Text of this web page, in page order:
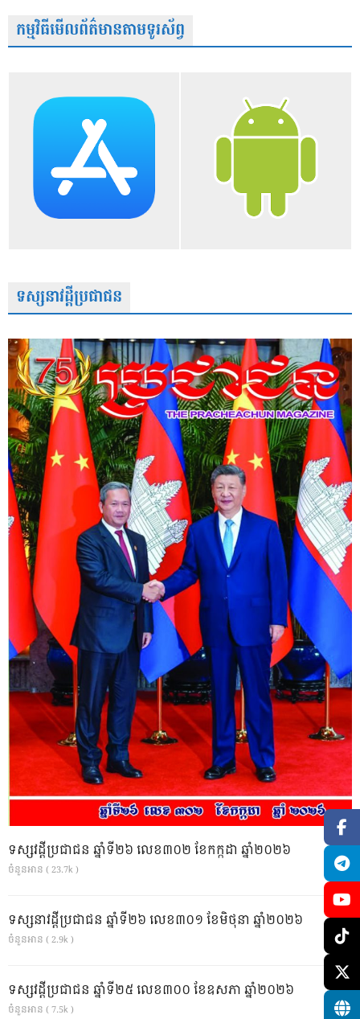
កម្មវិធីមើលព័ត៌មានតាមទូរស័ព្វ
ទស្សនាវដ្តីប្រជាជន
ទស្សវដ្តីប្រជាជន ឆ្នាំទី២៦ លេខ៣០២ ខែកក្កដា ឆ្នាំ២០២៦
ចំនួនអាន ( 23.7k )
ទស្សនាវដ្ដីប្រជាជន ឆ្នាំទី២៦ លេខ៣០១ ខែមិថុនា ឆ្នាំ២០២៦
ចំនួនអាន ( 2.9k )
ទស្សវដ្តីប្រជាជន ឆ្នាំទី២៥ លេខ៣០០ ខែឧសភា ឆ្នាំ២០២៦
ចំនួនអាន ( 7.5k )